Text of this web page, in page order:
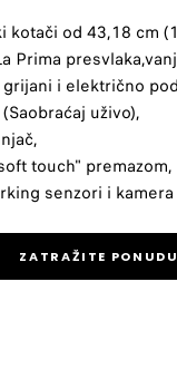
kotači od 43,18 cm
Prima
i električno
uživo),
touch" premazom,
senzori i kamera
ZATRAŽITE PONUDU